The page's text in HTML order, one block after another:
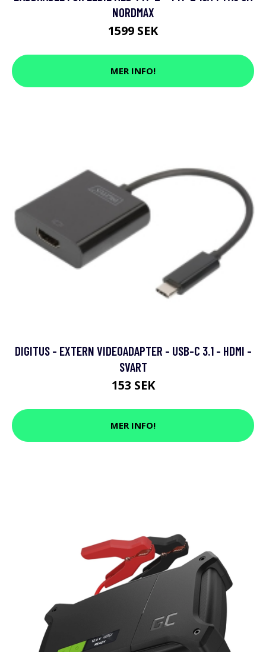
NORDMAX
1599 SEK
MER INFO!
DIGITUS - EXTERN VIDEOADAPTER - USB-C 3.1 - HDMI -
SVART
153 SEK
MER INFO!